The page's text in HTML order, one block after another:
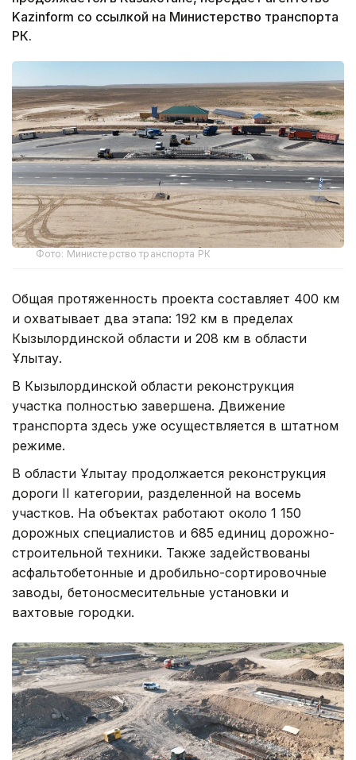
Kazinform со ссылкой на Министерство транспорта
РК.
Фото: Министерство транспорта РК
Общая протяженность проекта составляет 400 км
и охватывает два этапа: 192 км в пределах
Кызылординской области и 208 км в области
Ұлытау.
В Кызылординской области реконструкция
участка полностью завершена. Движение
транспорта здесь уже осуществляется в штатном
режиме.
В области Ұлытау продолжается реконструкция
дороги II категории, разделенной на восемь
участков. На объектах работают около 1 150
дорожных специалистов и 685 единиц дорожно-
строительной техники. Также задействованы
асфальтобетонные и дробильно-сортировочные
заводы, бетоносмесительные установки и
вахтовые городки.